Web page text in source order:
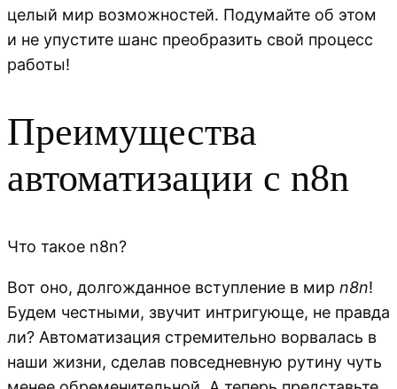
целый мир возможностей. Подумайте об этом
и не упустите шанс преобразить свой процесс
работы!
Преимущества
автоматизации с n8n
Что такое n8n?
Вот оно, долгожданное вступление в мир n8n!
Будем честными, звучит интригующе, не правда
ли? Автоматизация стремительно ворвалась в
наши жизни, сделав повседневную рутину чуть